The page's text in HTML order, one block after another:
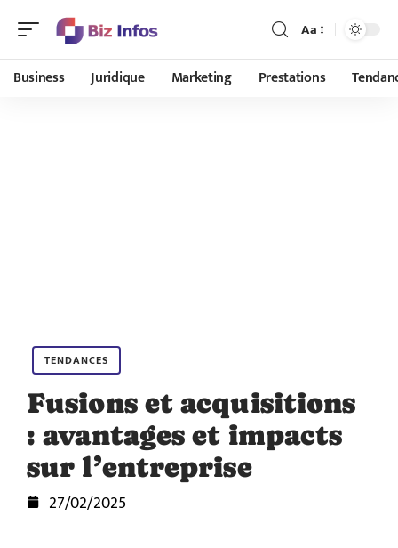
Aa
Business Juridique Marketing Prestations
TENDANCES
Fusions et acquisitions
: avantages et impacts
sur l’entreprise
27/02/2025